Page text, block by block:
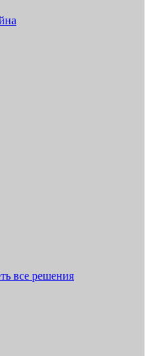
все решения